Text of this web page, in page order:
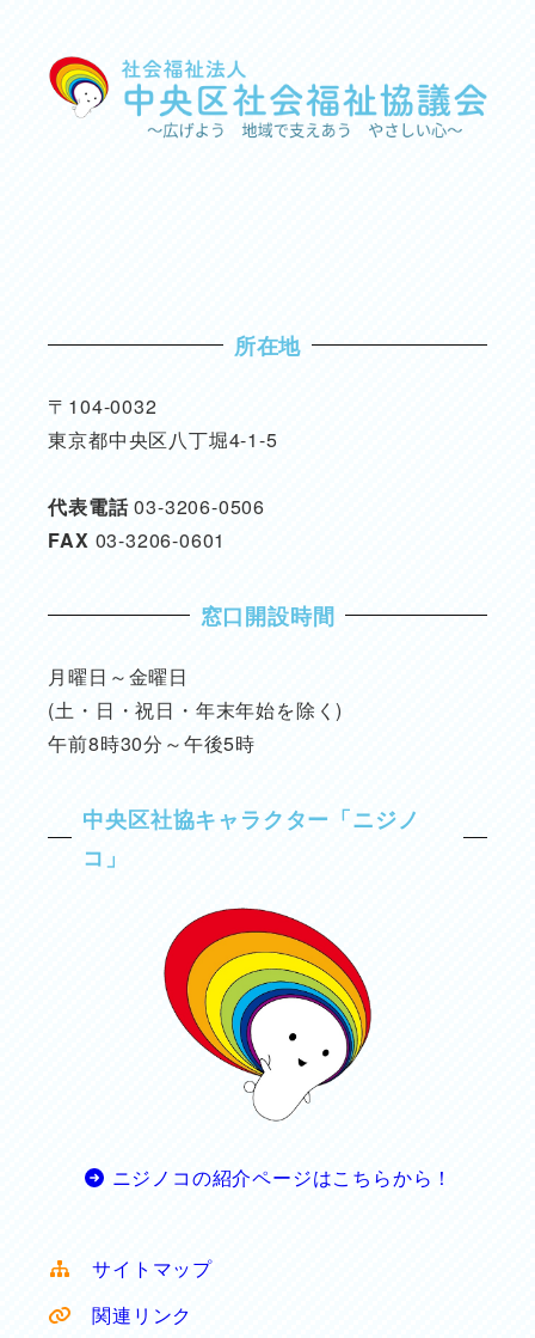
所在地
〒104-0032
東京都中央区八丁堀4-1-5
代表電話03-3206-0506
FAX 03-3206-0601
窓口開設時間
月曜日～金曜日
(土・日・祝日・年末年始を除く)
午前8時30分～午後5時
中央区社協キャラクター「ニジノ
コ」
ニジノコの紹介ページはこちらから！
サイトマップ
関連リンク